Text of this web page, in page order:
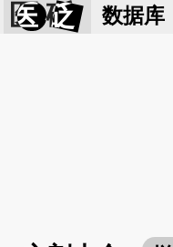
医 砭 数据库